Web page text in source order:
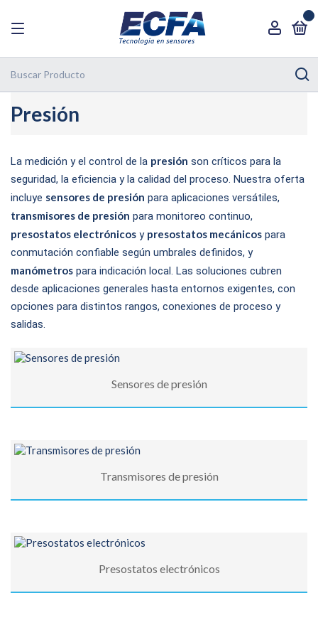
Presión
La medición y el control de la presión son críticos para la
seguridad, la eficiencia y la calidad del proceso. Nuestra oferta
incluye sensores de presión para aplicaciones versátiles,
transmisores de presión para monitoreo continuo,
presostatos electrónicos y presostatos mecánicos para
conmutación confiable según umbrales definidos, y
manómetros para indicación local. Las soluciones cubren
desde aplicaciones generales hasta entornos exigentes, con
opciones para distintos rangos, conexiones de proceso y
salidas.
Sensores de presión
Transmisores de presión
Presostatos electrónicos